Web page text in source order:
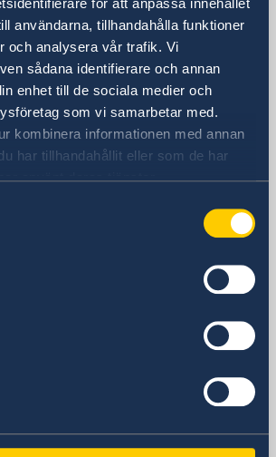
användarna, tillhandahålla funktioner
och analysera vår trafik. Vi
sådana identifierare och annan
enhet till de sociala medier och
som vi samarbetar med.
kombinera informationen med annan
har tillhandahållit eller som de har
använt deras tjänster.
Avenue
Sweden
visum@gov.se